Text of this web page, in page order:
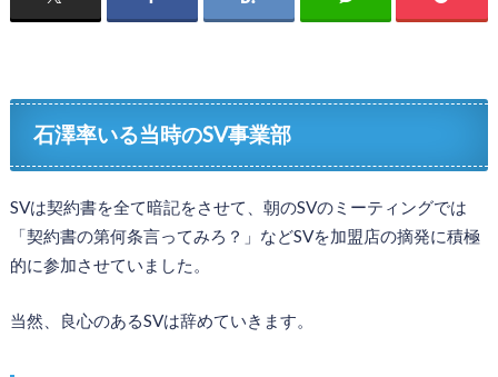
石澤率いる当時のSV事業部
SVは契約書を全て暗記をさせて、朝のSVのミーティングでは
「契約書の第何条言ってみろ？」などSVを加盟店の摘発に積極
的に参加させていました。
当然、良心のあるSVは辞めていきます。